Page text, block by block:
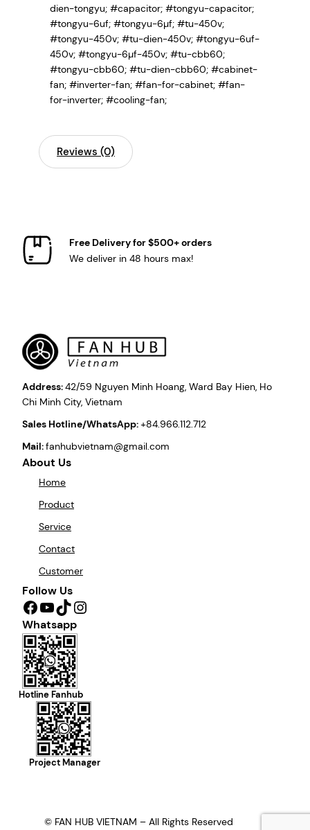
dien-tongyu; #capacitor; #tongyu-capacitor;
#tongyu-6uf; #tongyu-6µf; #tu-450v;
#tongyu-450v; #tu-dien-450v; #tongyu-6uf-
450v; #tongyu-6µf-450v; #tu-cbb60;
#tongyu-cbb60; #tu-dien-cbb60; #cabinet-
fan; #inverter-fan; #fan-for-cabinet; #fan-
for-inverter; #cooling-fan;
Reviews (0)
Free Delivery for $500+ orders
We deliver in 48 hours max!
Address:42/59 Nguyen Minh Hoang, Ward Bay Hien, Ho
Chi Minh City, Vietnam
Sales Hotline/WhatsApp:+84.966.112.712
Mail:fanhubvietnam@gmail.com
About Us
Home
Product
Service
Contact
Customer
Follow Us
Facebook YouTube TikTok Instagram
Whatsapp
Hotline Fanhub
Project Manager
© FAN HUB VIETNAM – All Rights Reserved